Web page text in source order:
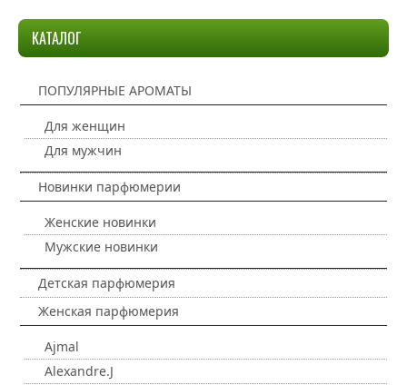
КАТАЛОГ
ПОПУЛЯРНЫЕ АРОМАТЫ
Для женщин
Для мужчин
Новинки парфюмерии
Женские новинки
Мужские новинки
Детская парфюмерия
Женская парфюмерия
Ajmal
Alexandre.J